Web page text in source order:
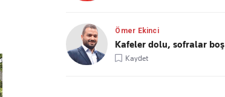
Ömer Ekinci
Kafeler dolu, sofralar boş
Kaydet